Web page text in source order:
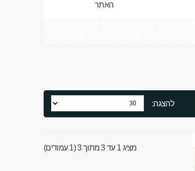
האתר
להצגה:
מציג 1 עד 3 מתוך 3 (1 עמודים)